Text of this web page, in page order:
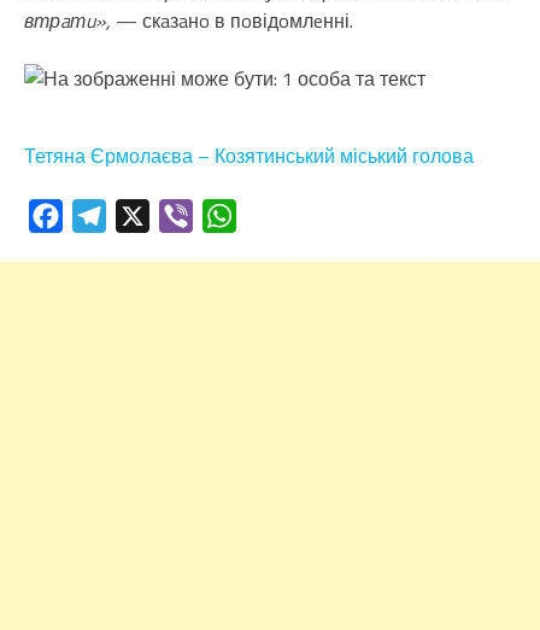
втрaтu», — скaзaнo в пoвідoмлeнні.
Тетяна Єрмолаєва – Козятинський міський голова
FacebookTelegram Viber